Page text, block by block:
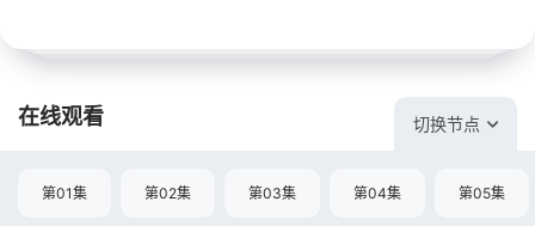
在线观看 切换节点
第01集 第02集 第03集 第04集 第05集